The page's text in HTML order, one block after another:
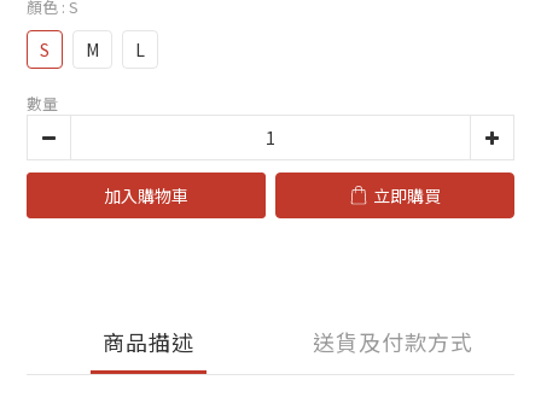
顏色 : S
S M L
數量
加入購物車 立即購買
商品描述 送貨及付款方式